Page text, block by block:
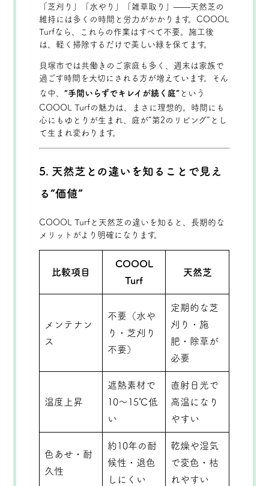
「芝刈り」「水やり」「雑草取り」——天然芝の
維持には多くの時間と労力がかかります。COOOL
Turfなら、これらの作業はすべて不要。施工後
は、軽く掃除するだけで美しい緑を保てます。
貝塚市では共働きのご家庭も多く、週末は家族で
過ごす時間を大切にされる方が増えています。そん
な中、“手間いらずでキレイが続く庭” という
COOOL Turfの魅力は、まさに理想的。時間にも
心にもゆとりが生まれ、庭が“第2のリビング”とし
て生まれ変わります。
5. 天然芝との違いを知ることで見え
る“価値”
COOOL Turfと天然芝の違いを知ると、長期的な
メリットがより明確になります。
比較項目
COOOL
Turf
天然芝
メンテナン
ス
不要（水や
り・芝刈り
不要）
定期的な芝
刈り・施
肥・除草が
必要
温度上昇
遮熱素材で
10〜15℃低
い
直射日光で
高温になり
やすい
色あせ・耐
久性
約10年の耐
候性・退色
しにくい
乾燥や湿気
で変色・枯
れやすい